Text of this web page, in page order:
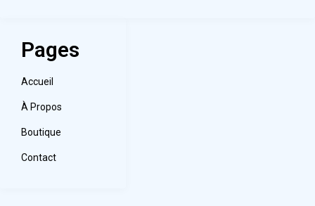
Pages
Accueil
À Propos
Boutique
Contact